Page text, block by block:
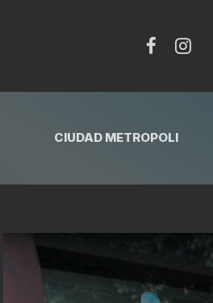
CIUDAD METROPOLI